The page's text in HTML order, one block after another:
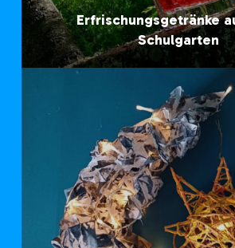
Erfrischungsgetränke
Schulgarten